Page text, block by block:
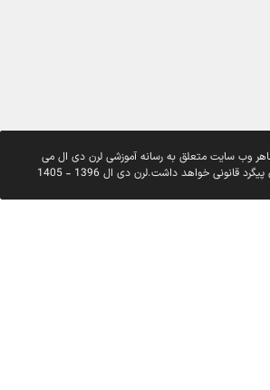
وب سایت متعلق به رسانه آموزشی لرن دی ال می
قانونی خواهد داشت.لرن دی ال 1396 - 1405